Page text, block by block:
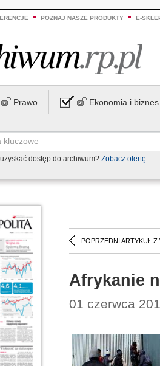
POZNAJ NASZE PRODUKTY E-
Prawo Ekonomia i biznes
dostęp do archiwum? Zobacz ofertę
POPRZEDNI ARTYKUŁ Z
Afrykanie
01 czerwca